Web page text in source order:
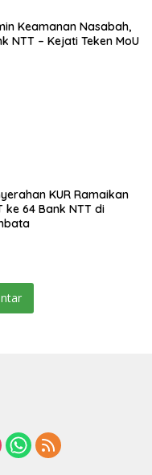
Keamanan Nasabah,
NTT – Kejati Teken MoU
KUR Ramaikan
ke 64 Bank NTT di